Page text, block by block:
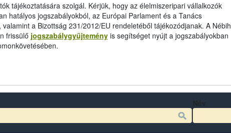
tájékoztatására szolgál. Kérjük, hogy az élelmiszeripari vállalkozók
hatályos jogszabályokból, az Európai Parlament és a Tanács
a Bizottság 231/2012/EU rendeletéből tájékozódjanak. A Nébih
frissülő jogszabálygyűjteményis segítséget nyújt a jogszabályokban